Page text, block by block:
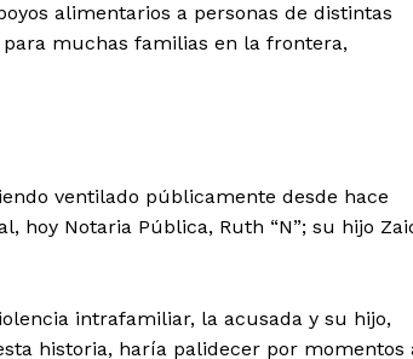
alimentarios a personas de distintas
muchas familias en la frontera,
ventilado públicamente desde hace
hoy Notaria Pública, Ruth “N”; su hijo
intrafamiliar, la acusada y su hijo,
historia, haría palidecer por momentos